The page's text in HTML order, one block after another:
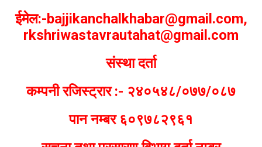
ईमेल:-bajjikanchalkhabar@gmail.com,
rkshriwastavrautahat@gmail.com
संस्था दर्ता
कम्पनी रजिस्ट्रार :- २४०५४८/०७७/०८७
पान नम्बर ६०९७८२९६१